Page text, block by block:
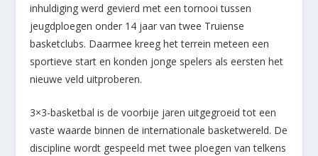
inhuldiging werd gevierd met een tornooi tussen
jeugdploegen onder 14 jaar van twee Truiense
basketclubs. Daarmee kreeg het terrein meteen een
sportieve start en konden jonge spelers als eersten het
nieuwe veld uitproberen.
3×3-basketbal is de voorbije jaren uitgegroeid tot een
vaste waarde binnen de internationale basketwereld. De
discipline wordt gespeeld met twee ploegen van telkens